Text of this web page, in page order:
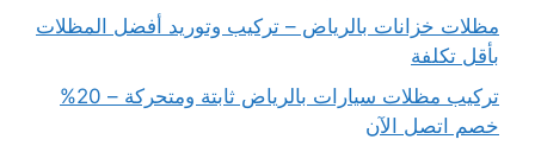
مظلات خزانات بالرياض – تركيب وتوريد أفضل المظلات
بأقل تكلفة
تركيب مظلات سيارات بالرياض ثابتة ومتحركة – 20%
خصم اتصل الآن